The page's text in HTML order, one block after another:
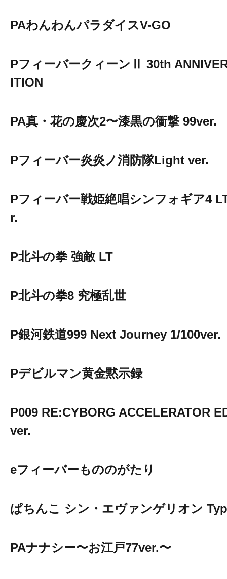
PAわんわんパラダイスV-GO
PフィーバークィーンⅡ 30th
ITION
PA真・花の慶次2〜漆黒の衝撃 99ver.
Pフィーバー炎炎ノ消防隊Light ver.
Pフィーバー戦姫絶唱シンフォギア4
r.
P北斗の拳 強敵 LT
P北斗の拳8 究極乱世
P銀河鉄道999 Next Journey 1/100ver.
Pデビルマン黄金黙示録
P009 RE:CYBORG ACCELERATOR
ver.
eフィーバーもののがたり
ぱちんこ シン・エヴァンゲリオン
PAナナシー〜お江戸77ver.〜